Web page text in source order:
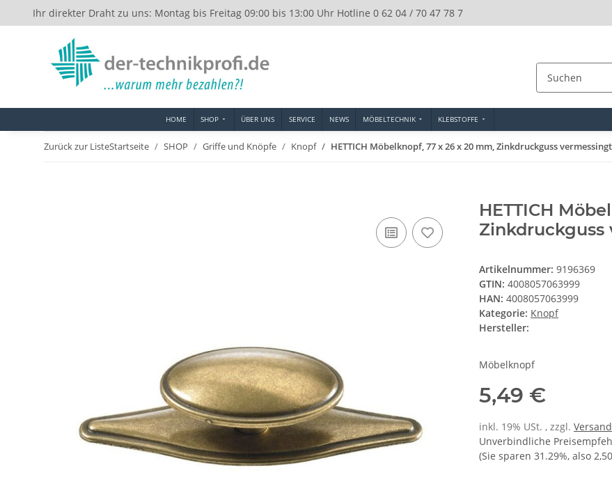
Ihr direkter Draht zu uns: Montag bis Freitag 09:00 bis 13:00 Uhr Hotline 0 62 04 / 70 47 78 7
HOME SHOP ÜBER UNS SERVICE NEWS MÖBELTECHNIK KLEBSTOFFE
Zurück zur ListeStartseite SHOP Griffe und Knöpfe Knopf HETTICH Möbelknopf, 77 x 26 x 20 mm, Zinkdruckguss
HETTICH
Artikelnummer: 9196369
GTIN: 4008057063999
HAN: 4008057063999
Kategorie: Knopf
Hersteller:
Möbelknopf
5,49 €
inkl. 19% USt. , zzgl. Versand
Unverbindliche
(Sie sparen 31.29%, also